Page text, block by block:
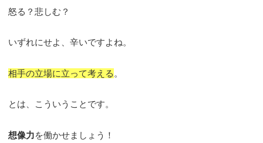
怒る？悲しむ？
いずれにせよ、辛いですよね。
相手の立場に立って考える 。
とは、こういうことです。
想像力を働かせましょう！